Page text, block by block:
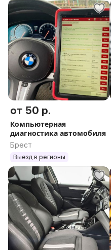
от 50 р.
Компьютерная
диагностика автомобиля
Брест
Выезд в регионы